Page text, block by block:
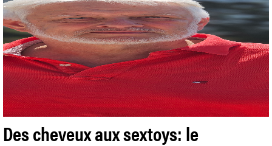
Des cheveux aux sextoys: le